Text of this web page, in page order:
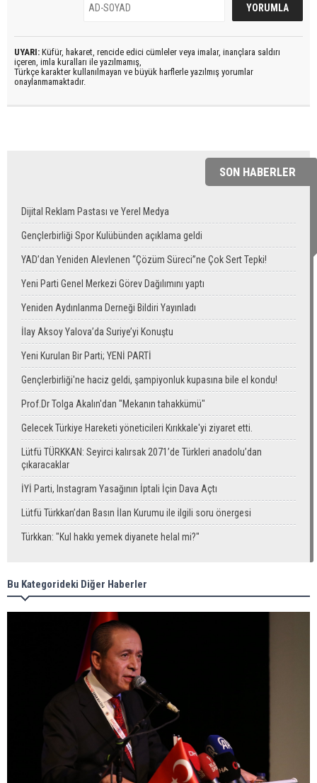
UYARI: Küfür, hakaret, rencide edici cümleler veya imalar, inançlara saldırı
içeren, imla kuralları ile yazılmamış,
Türkçe karakter kullanılmayan ve büyük harflerle yazılmış yorumlar
onaylanmamaktadır.
SON HABERLER
Dijital Reklam Pastası ve Yerel Medya
Gençlerbirliği Spor Kulübünden açıklama geldi
YAD’dan Yeniden Alevlenen “Çözüm Süreci”ne Çok Sert Tepki!
Yeni Parti Genel Merkezi Görev Dağılımını yaptı
Yeniden Aydınlanma Derneği Bildiri Yayınladı
İlay Aksoy Yalova’da Suriye’yi Konuştu
Yeni Kurulan Bir Parti; YENİ PARTİ
Gençlerbirliği'ne haciz geldi, şampiyonluk kupasına bile el kondu!
Prof.Dr Tolga Akalın'dan "Mekanın tahakkümü"
Gelecek Türkiye Hareketi yöneticileri Kırıkkale'yi ziyaret etti.
Lütfü TÜRKKAN: Seyirci kalırsak 2071’de Türkleri anadolu’dan
çıkaracaklar
İYİ Parti, Instagram Yasağının İptali İçin Dava Açtı
Lütfü Türkkan’dan Basın İlan Kurumu ile ilgili soru önergesi
Türkkan: "Kul hakkı yemek diyanete helal mi?"
Bu Kategorideki Diğer Haberler